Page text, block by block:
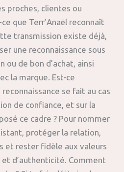
proches, clientes ou
que Terr’Anaël reconnaît
transmission existe déjà,
une reconnaissance sous
ou de bon d’achat, ainsi
la marque. Est-ce
se fait au cas
de confiance, et sur la
ce cadre ? Pour nommer
protéger la relation,
et rester fidèle aux valeurs
d’authenticité. Comment